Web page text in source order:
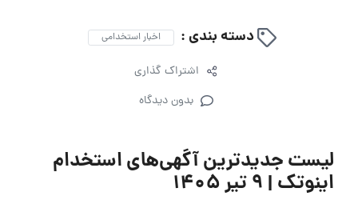
دسته بندی : اخبار استخدامی
اشتراک گذاری
بدون دیدگاه
لیست جدیدترین آگهی‌های استخدام
اینوتک | ۹ تیر ۱۴۰۵